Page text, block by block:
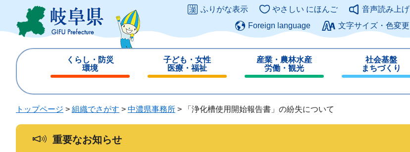
ジ
ュ
このページの本文へ
ふりがな表示 やさしい にほんご
音声読み上げ
Foreign language
文字サイズ・色変更
くらし・防災
環境
じ
子ども・女性
医療・福祉
じ
る
産業・農林水産
労働・観光
じ
る
社会基盤
まちづくり
じ
トップページ > 組織でさがす > 中濃県事務所 > 「浄化槽使用開始報告書」の紛失について
重要なお知らせ